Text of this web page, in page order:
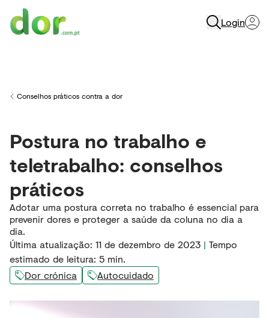
Login
Back to
Conselhos práticos contra a dor
Postura no trabalho e
teletrabalho: conselhos
práticos
Adotar uma postura correta no trabalho é essencial para
prevenir dores e proteger a saúde da coluna no dia a
dia.
Última atualização: 11 de dezembro de 2023 | Tempo
estimado de leitura: 5 min.
Dor crónica
Autocuidado